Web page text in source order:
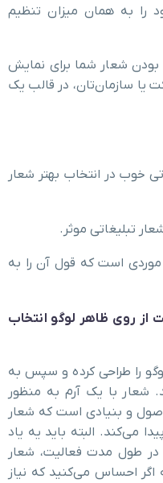
را به همان میزان تنظیم
بودن شعار شما برای نمایش
یا سازمان‌تان، در قالب یک
خوب در انتخاب بهتر شعار
است که قول آن را به
از روی ظاهر لوگو انتخاب
را طراحی کرده و سپس به
شعار با یک آرم به منظور
و بنیادی است که شعار
می‌کند. البته باید یه یاد
طول مدت فعالیت، شعار
احساس می‌کنید که نیاز